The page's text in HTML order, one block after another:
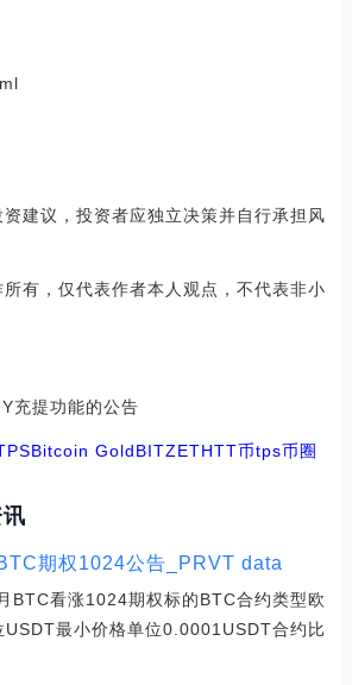
建议，投资者应独立决策并自行承担风
有，仅代表作者本人观点，不代表非小
充提功能的公告
Bitcoin GoldBITZETHTT币tps币圈
期权1024公告_PRVT data
BTC看涨1024期权标的BTC合约类型欧
USDT最小价格单位0.0001USDT合约比